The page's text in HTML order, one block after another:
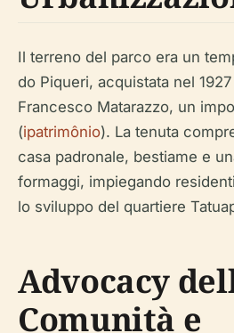
do Piqueri, acquistata nel
Francesco Matarazzo, un
(ipatrimônio). La tenuta
casa padronale, bestiame e
formaggi, impiegando
lo sviluppo del quartiere
Advocacy
Comunità e